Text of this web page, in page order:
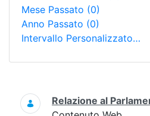
Mese Passato (0)
Anno Passato (0)
Intervallo Personalizzato…
Ricerca
Relazione al